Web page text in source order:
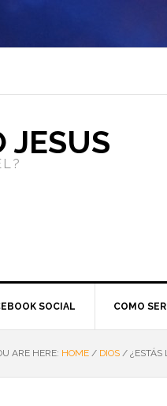
JESUS
SOCIAL COMO
ARE HERE: HOME / DIOS / ¿ESTÁS